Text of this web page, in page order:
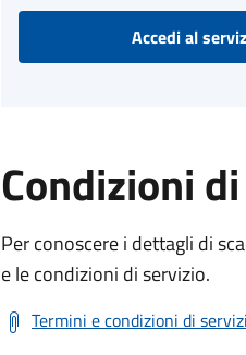
Accedi al
Condizioni
Per conoscere i dettagli di
e le condizioni di servizio.
Termini e condizioni di